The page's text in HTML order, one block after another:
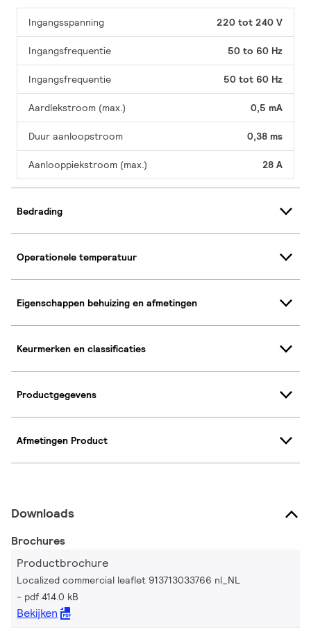
Ingangsspanning 220 tot 240 V
Ingangsfrequentie 50 to 60 Hz
Ingangsfrequentie 50 tot 60 Hz
Aardlekstroom (max.) 0,5 mA
Duur aanloopstroom 0,38 ms
Aanlooppiekstroom (max.) 28 A
Bedrading
Operationele temperatuur
Eigenschappen behuizing en afmetingen
Keurmerken en classificaties
Productgegevens
Afmetingen Product
Downloads
Brochures
Productbrochure
Localized commercial leaflet 913713033766 nl_NL
pdf 414.0 kB
Bekijken